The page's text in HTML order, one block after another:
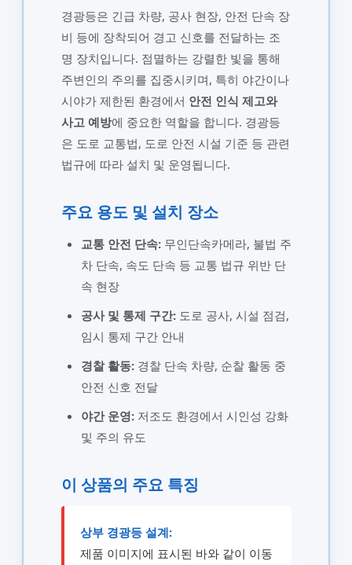
경광등은 긴급 차량, 공사 현장, 안전 단속 장
비 등에 장착되어 경고 신호를 전달하는 조
명 장치입니다. 점멸하는 강렬한 빛을 통해
주변인의 주의를 집중시키며, 특히 야간이나
시야가 제한된 환경에서 안전 인식 제고와
사고 예방에 중요한 역할을 합니다. 경광등
은 도로 교통법, 도로 안전 시설 기준 등 관련
법규에 따라 설치 및 운영됩니다.
주요 용도 및 설치 장소
교통 안전 단속:무인단속카메라, 불법 주
차 단속, 속도 단속 등 교통 법규 위반 단
속 현장
공사 및 통제 구간:도로 공사, 시설 점검,
임시 통제 구간 안내
경찰 활동:경찰 단속 차량, 순찰 활동 중
안전 신호 전달
야간 운영:저조도 환경에서 시인성 강화
및 주의 유도
이 상품의 주요 특징
상부 경광등 설계:
제품 이미지에 표시된 바와 같이 이동